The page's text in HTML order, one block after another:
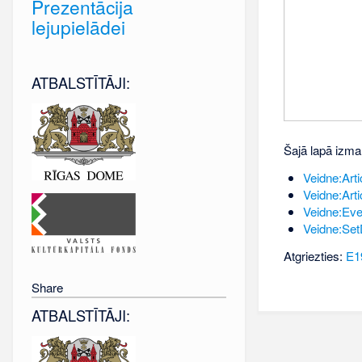
Šajā lapā
Atgriezties:
Prezentācija
lejupielādei
ATBALSTĪTĀJI:
Share
ATBALSTĪTĀJI: